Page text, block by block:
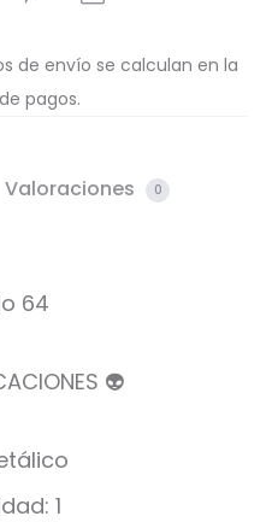
de envío se calculan en la
pagos.
Valoraciones 0
64
👽
1